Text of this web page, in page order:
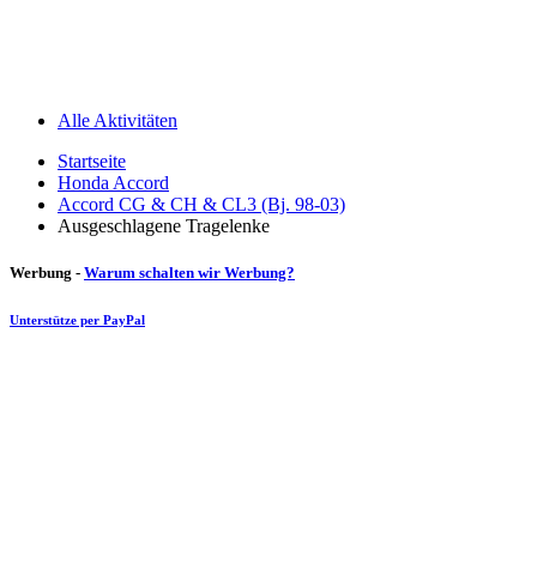
Alle Aktivitäten
Startseite
Honda Accord
Accord CG & CH & CL3 (Bj. 98-03)
Ausgeschlagene Tragelenke
Werbung - Warum schalten wir Werbung?
Unterstütze per PayPal